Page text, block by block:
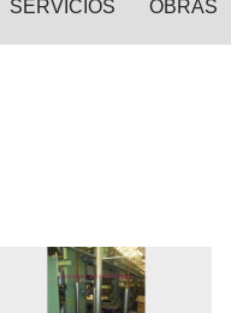
SERVICIOS OBRAS